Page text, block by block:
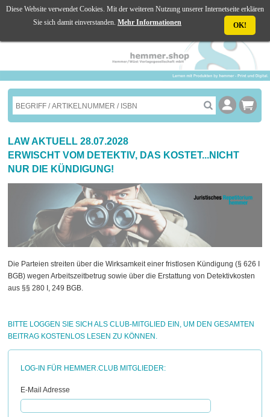
☰ MENU
LAW AKTUELL 28.07.2028
ERWISCHT VOM DETEKTIV, DAS KOSTET...NICHT
NUR DIE KÜNDIGUNG!
Die Parteien streiten über die Wirksamkeit einer fristlosen Kündigung (§ 626 I
BGB) wegen Arbeitszeitbetrug sowie über die Erstattung von Detektivkosten
aus §§ 280 I, 249 BGB.
BITTE LOGGEN SIE SICH ALS CLUB-MITGLIED EIN, UM DEN GESAMTEN
BEITRAG KOSTENLOS LESEN ZU KÖNNEN.
LOG-IN FÜR HEMMER.CLUB MITGLIEDER:
E-Mail Adresse
Diese Website verwendet Cookies. Mit der weiteren Nutzung unserer Internetseite erklären
Sie sich damit einverstanden. Mehr Informationen OK!